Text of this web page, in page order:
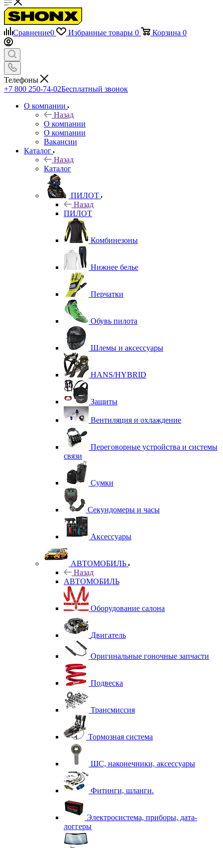
Сравнение0 Избранные товары 0 Корзина 0
Телефоны
+7 800 250-74-02Бесплатный звонок
О компании
Назад
О компании
О компании
Вакансии
Каталог
Назад
Каталог
ПИЛОТ
Назад
ПИЛОТ
Комбинезоны
Нижнее белье
Перчатки
Обувь пилота
Шлемы и аксессуары
HANS/HYBRID
Защиты
Вентиляция и охлаждение
Переговорные устройства и системы
связи
Сумки
Секундомеры и часы
Аксессуары
АВТОМОБИЛЬ
Назад
АВТОМОБИЛЬ
Оборудование салона
Двигатель
Оригинальные гоночные запчасти
Подвеска
Трансмиссия
Тормозная система
ШС, наконечники, аксессуары
Фитинги, шланги.
Электросистема, приборы, дата-
логгеры